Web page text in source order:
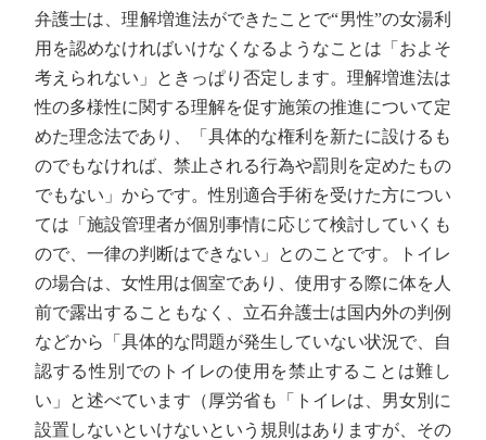
弁護士は、理解増進法ができたことで“男性”の女湯利
用を認めなければいけなくなるようなことは「およそ
考えられない」ときっぱり否定します。理解増進法は
性の多様性に関する理解を促す施策の推進について定
めた理念法であり、「具体的な権利を新たに設けるも
のでもなければ、禁止される行為や罰則を定めたもの
でもない」からです。性別適合手術を受けた方につい
ては「施設管理者が個別事情に応じて検討していくも
ので、一律の判断はできない」とのことです。トイレ
の場合は、女性用は個室であり、使用する際に体を人
前で露出することもなく、立石弁護士は国内外の判例
などから「具体的な問題が発生していない状況で、自
認する性別でのトイレの使用を禁止することは難し
い」と述べています（厚労省も「トイレは、男女別に
設置しないといけないという規則はありますが、その